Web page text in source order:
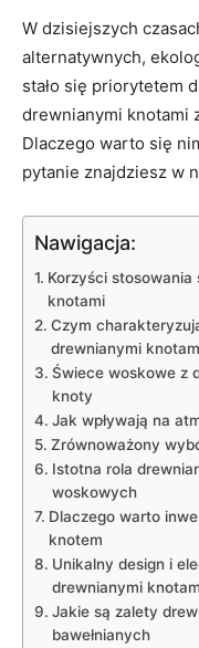
W ​dzisiejszych
alternatywnych,
stało się priorytetem
drewnianymi knotami
Dlaczego warto ‌się
pytanie znajdziesz w
Nawigacja:
Korzyści
knotami
Czym
drewnianymi
Świece woskowe⁢ z
‌knoty
Jak wpływają na
Zrównoważony
Istotna rola
woskowych
Dlaczego warto​
knotem
Unikalny⁤ design i
drewnianymi
Jakie⁣ są zalety
bawełnianych